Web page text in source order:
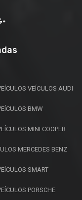
VEÍCULOS AUDI
BMW
MINI COOPER
MERCEDES BENZ
SMART
PORSCHE